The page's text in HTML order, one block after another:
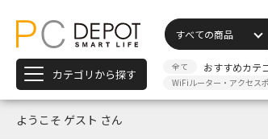
カテゴリから探す 全て おすすめカテ
WiFiルーター・アクセス
ようこそ ゲスト さん